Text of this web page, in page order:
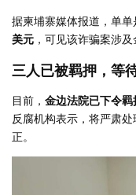
据柬埔寨媒体报道，单单
美元 ，可见该诈骗案涉
三人已被羁押，等
目前， 金边法院已下令羁
反腐机构表示，将严肃
正。